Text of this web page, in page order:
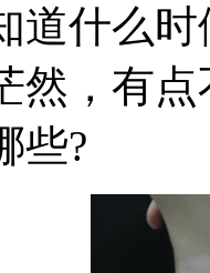
道什么
然，有
些?